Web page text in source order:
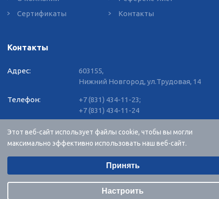
Сертификаты
Контакты
Контакты
Адрес:
603155,
Нижний Новгород, ул.Трудовая, 14
Телефон: +7 (831) 434-11-23;
+7 (831) 434-11-24
E-mail: info@vvgnn.com
RU EN
Создание сайта и хостинг -R52.RU
Этот веб-сайт использует файлы cookie, чтобы вы могли
максимально эффективно использовать наш веб-сайт.
Аналитические/Функциональные
Принять
Настроить